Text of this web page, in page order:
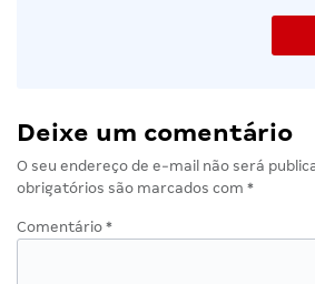
Deixe um comentário
O seu endereço de e-mail não será
obrigatórios são marcados com *
Comentário *